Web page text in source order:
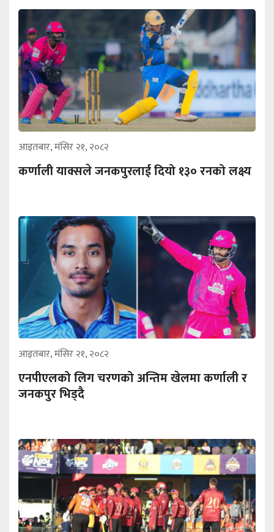
आइतबार, मंसिर २१, २०८२
कर्णाली याक्सले जनकपुरलाई दियो १३० रनको लक्ष्य
आइतबार, मंसिर २१, २०८२
एनपीएलको लिग चरणको अन्तिम खेलमा कर्णाली र
जनकपुर भिड्दै